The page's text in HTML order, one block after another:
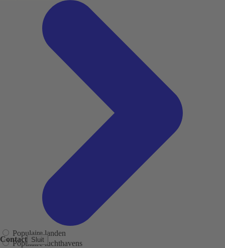
Contact Sluit
Populaire landen
Populaire luchthavens